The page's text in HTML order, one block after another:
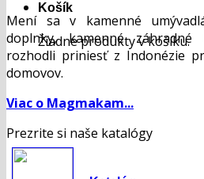
Košík
Žiadne produkty v košíku.
Mení sa v kamenné
doplnky, kamenné
rozhodli priniesť z Indonézie
domovov.
Viac o Magmakam...
Prezrite si naše katalógy